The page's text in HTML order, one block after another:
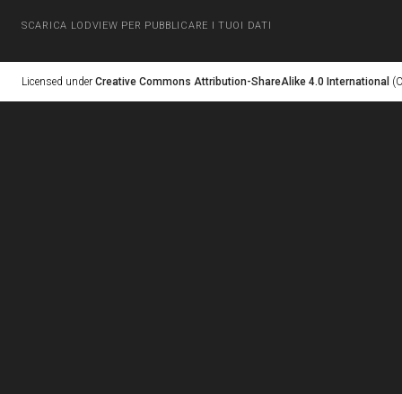
SCARICA LODVIEW PER PUBBLICARE I TUOI DATI
Licensed under Creative Commons Attribution-ShareAlike 4.0 International